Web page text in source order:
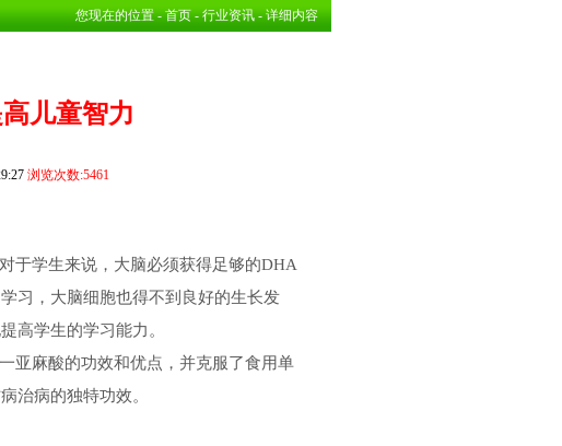
您现在的位置 - 首页 - 行业资讯 - 详细内容
儿童智力
浏览次数:5461
于学生来说，大脑必须获得足够的DHA
习，大脑细胞也得不到良好的生长发
高学生的学习能力。
亚麻酸的功效和优点，并克服了食用单
治病的独特功效。